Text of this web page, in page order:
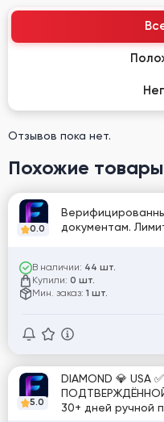
Отзывов пока нет.
Похожие товары
0.0
документам.
В наличии: 44 шт.
Купили: 0 шт.
Мин. заказ: 1 шт.
5.0
DIAMOND 💎 USA
30+ дней ручной